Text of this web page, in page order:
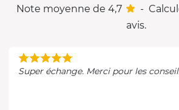
Note moyenne de 4,7 -
avis.
Super échange. Merci pour les